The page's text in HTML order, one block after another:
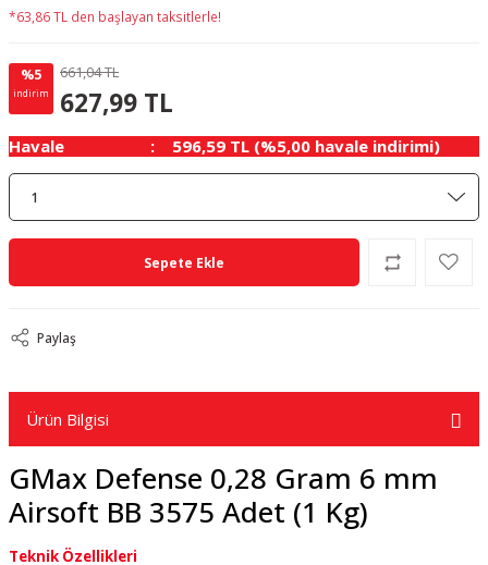
*63,86 TL den başlayan taksitlerle!
%5
indirim
661,04 TL
627,99 TL
Havale 596,59 TL (%5,00 havale indirimi)
Sepete Ekle
Paylaş
Ürün Bilgisi
GMax Defense 0,28 Gram 6 mm
Airsoft BB 3575 Adet (1 Kg)
Teknik Özellikleri